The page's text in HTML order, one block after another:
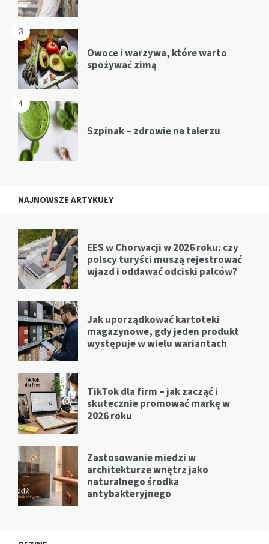
3
Owoce i warzywa, które warto
spożywać zimą
4
Szpinak – zdrowie na talerzu
NAJNOWSZE ARTYKUŁY
EES w Chorwacji w 2026 roku: czy
polscy turyści muszą rejestrować
wjazd i oddawać odciski palców?
Jak uporządkować kartoteki
magazynowe, gdy jeden produkt
występuje w wielu wariantach
TikTok dla firm – jak zacząć i
skutecznie promować markę w
2026 roku
Zastosowanie miedzi w
architekturze wnętrz jako
naturalnego środka
antybakteryjnego